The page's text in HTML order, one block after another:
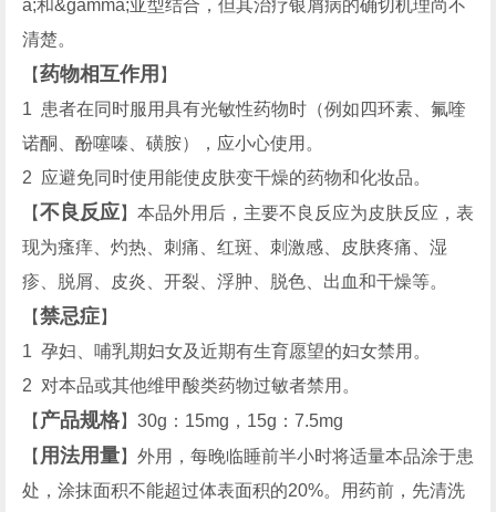
a;和&gamma;亚型结合，但其治疗银屑病的确切机理尚不
清楚。
【药物相互作用 】
1 患者在同时服用具有光敏性药物时（例如四环素、氟喹
诺酮、酚噻嗪、磺胺），应小心使用。
2 应避免同时使用能使皮肤变干燥的药物和化妆品。
【不良反应】本品外用后，主要不良反应为皮肤反应，表
现为瘙痒、灼热、刺痛、红斑、刺激感、皮肤疼痛、湿
疹、脱屑、皮炎、开裂、浮肿、脱色、出血和干燥等。
【禁忌症】
1 孕妇、哺乳期妇女及近期有生育愿望的妇女禁用。
2 对本品或其他维甲酸类药物过敏者禁用。
【 产品规格】30g：15mg，15g：7.5mg
【 用法用量】外用，每晚临睡前半小时将适量本品涂于患
处，涂抹面积不能超过体表面积的20%。用药前，先清洗